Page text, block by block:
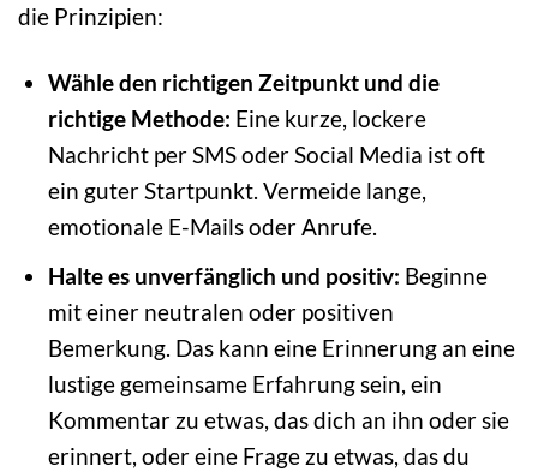
die Prinzipien:
Wähle den richtigen Zeitpunkt und die
richtige Methode: Eine kurze, lockere
Nachricht per SMS oder Social Media ist oft
ein guter Startpunkt. Vermeide lange,
emotionale E-Mails oder Anrufe.
Halte es unverfänglich und positiv: Beginne
mit einer neutralen oder positiven
Bemerkung. Das kann eine Erinnerung an eine
lustige gemeinsame Erfahrung sein, ein
Kommentar zu etwas, das dich an ihn oder sie
erinnert, oder eine Frage zu etwas, das du